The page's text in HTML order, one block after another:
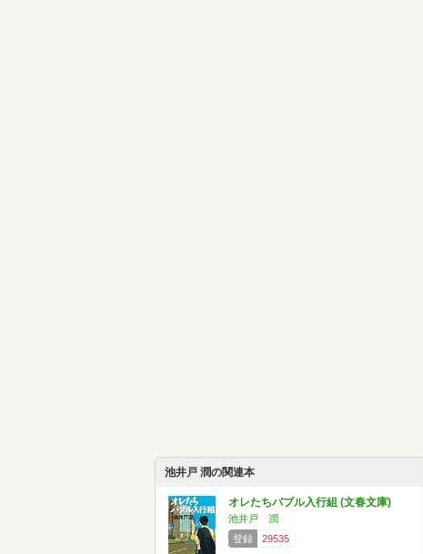
池井戸 潤の関連本
オレたちバブル入行組 (文春文庫)
池井戸 潤
登録
29535